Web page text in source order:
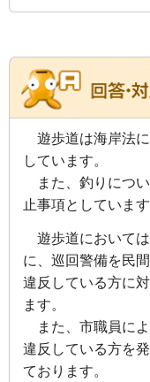
遊歩道は海岸法
しています。
また、釣りにつ
止事項としています
遊歩道においては
に、巡回警備を民
違反している方に
ます。
また、市職員に
違反している方を
ております。